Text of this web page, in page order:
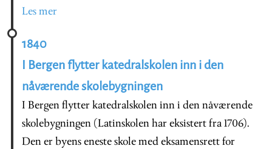
Les mer
1840
I Bergen flytter katedralskolen inn i den
nåværende skolebygningen
I Bergen flytter katedralskolen inn i den nåværende
skolebygningen (Latinskolen har eksistert fra 1706).
Den er byens eneste skole med eksamensrett for